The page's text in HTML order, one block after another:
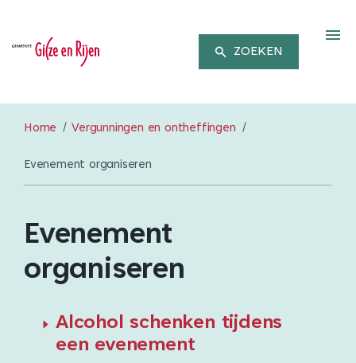
ZOEKEN
Home Vergunningen en ontheffingen
Evenement organiseren
Evenement
organiseren
Alcohol schenken tijdens
een evenement